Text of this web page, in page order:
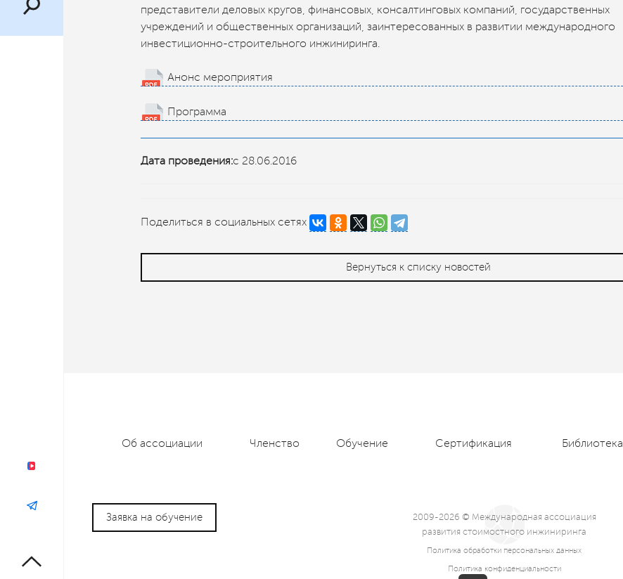
представители деловых кругов, финансовых, консалтинговых компаний, государственных
учреждений и общественных организаций, заинтересованных в развитии международного
инвестиционно-строительного инжиниринга.
Анонс мероприятия
Программа
Дата проведения:с 28.06.2016
Поделиться в социальных сетях
Вернуться к списку новостей
Заявка на обучение
Об ассоциации Членство Обучение Сертификация Библиотека
2009-2026 © Международная ассоциация
развития стоимостного инжиниринга
Политика обработки персональных данных
Политика конфиденциальности